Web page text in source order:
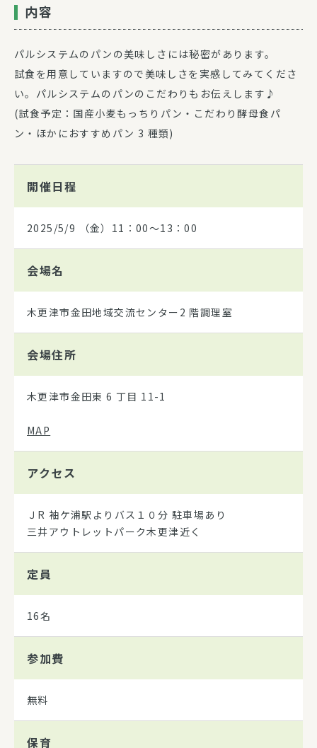
内容
パルシステムのパンの美味しさには秘密があります。
試食を用意していますので美味しさを実感してみてくださ
い。パルシステムのパンのこだわりもお伝えします♪
(試食予定：国産小麦もっちりパン・こだわり酵母食パ
ン・ほかにおすすめパン 3 種類)
開催日程
2025/5/9 （金）11：00～13：00
会場名
木更津市金田地域交流センター2 階調理室
会場住所
木更津市金田東 6 丁目 11-1
MAP
アクセス
ＪR 袖ケ浦駅よりバス１０分 駐車場あり
三井アウトレットパーク木更津近く
定員
16名
参加費
無料
保育